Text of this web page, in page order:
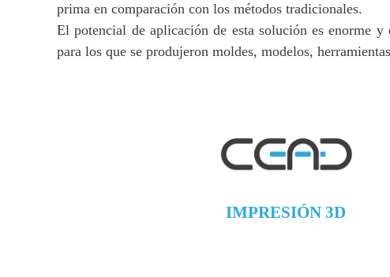
prima en comparación con los métodos tradicionales.
El potencial de aplicación de esta solución es enorme
para los que se produjeron moldes, modelos,
IMPRESIÓN 3D